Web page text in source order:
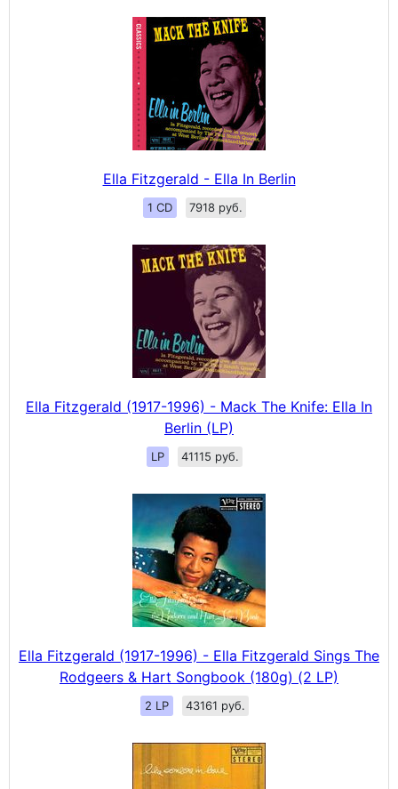
Ella Fitzgerald - Ella In Berlin
1 CD 7918 руб.
Ella Fitzgerald (1917-1996) - Mack The Knife: Ella In
Berlin (LP)
LP 41115 руб.
Ella Fitzgerald (1917-1996) - Ella Fitzgerald Sings The
Rodgeers & Hart Songbook (180g) (2 LP)
2 LP 43161 руб.